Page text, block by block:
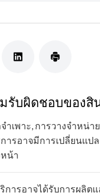
รับผิดชอบของสิ
ำเพาะ, การวางจำหน่
ารอาจมีการเปลี่ยนแป
น้า
ารอาจได้รับการผลิต